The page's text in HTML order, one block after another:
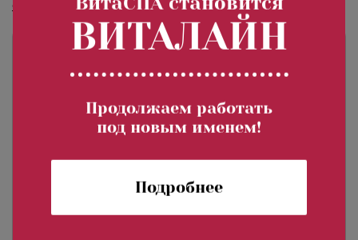
сертификат
рай»
ВИТАЛАЙН
Продолжаем работать
под новым именем!
Подробнее